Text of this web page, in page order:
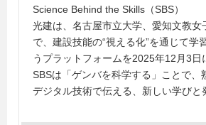
Science Behind the Skills（SBS）
光建は、名古屋市立大学、愛知文教女
で、建設技能の“視える化”を通じて学
うプラットフォームを2025年12月3日
SBSは「ゲンバを科学する」ことで、
デジタル技術で伝える、新しい学びと